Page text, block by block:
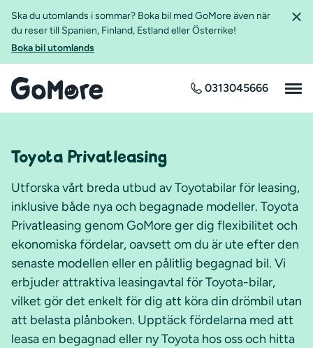
Ska du utomlands i sommar? Boka bil med GoMore även när
du reser till Spanien, Finland, Estland eller Österrike!
Boka bil utomlands
0313045666
Toyota Privatleasing
Utforska vårt breda utbud av Toyotabilar för leasing,
inklusive både nya och begagnade modeller. Toyota
Privatleasing genom GoMore ger dig flexibilitet och
ekonomiska fördelar, oavsett om du är ute efter den
senaste modellen eller en pålitlig begagnad bil. Vi
erbjuder attraktiva leasingavtal för Toyota-bilar,
vilket gör det enkelt för dig att köra din drömbil utan
att belasta plånboken. Upptäck fördelarna med att
leasa en begagnad eller ny Toyota hos oss och hitta